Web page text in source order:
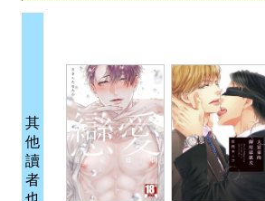
其
他
讀
者